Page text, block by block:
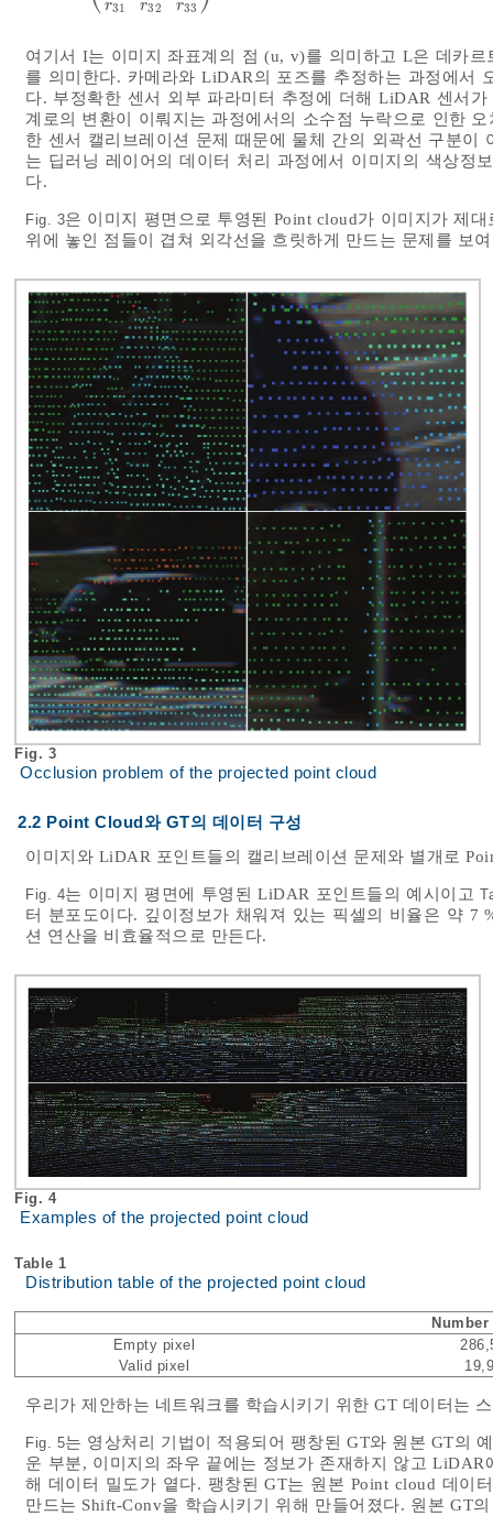
r31 r32 r33
여기서 I는 이미지 좌표계의 점 (u, v)를 의미하고 L은 데카
를 의미한다. 카메라와 LiDAR의 포즈를 추정하는 과정에서
다. 부정확한 센서 외부 파라미터 추정에 더해 LiDAR 센서
계로의 변환이 이뤄지는 과정에서의 소수점 누락으로 인한
한 센서 캘리브레이션 문제 때문에 물체 간의 외곽선 구분이
는 딥러닝 레이어의 데이터 처리 과정에서 이미지의 색상정
다.
Fig. 3은 이미지 평면으로 투영된 Point cloud가 이미지가 제
위에 놓인 점들이 겹쳐 외각선을 흐릿하게 만드는 문제를 보
Fig. 3
Occlusion problem of the projected point cloud
2.2 Point Cloud와 GT의 데이터 구성
이미지와 LiDAR 포인트들의 캘리브레이션 문제와 별개로
Fig. 4는 이미지 평면에 투영된 LiDAR 포인트들의 예시이고
터 분포도이다. 깊이정보가 채워져 있는 픽셀의 비율은 약 7
션 연산을 비효율적으로 만든다.
Fig. 4
Examples of the projected point cloud
Table 1
Distribution table of the projected point cloud
Empty pixel
Valid pixel
우리가 제안하는 네트워크를 학습시키기 위한 GT 데이터는
Fig. 5는 영상처리 기법이 적용되어 팽창된 GT와 원본 GT의
운 부분, 이미지의 좌우 끝에는 정보가 존재하지 않고
해 데이터 밀도가 옅다. 팽창된 GT는 원본 Point cloud 데이
만드는 Shift-Conv을 학습시키기 위해 만들어졌다. 원본 GT